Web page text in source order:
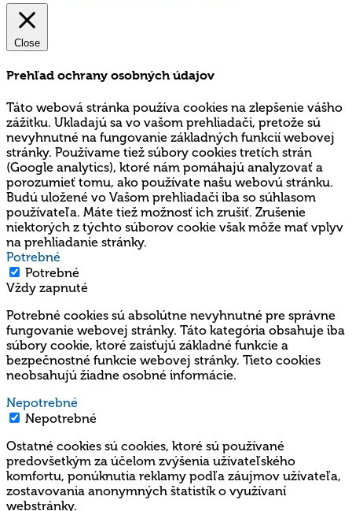
Close
Prehľad ochrany osobných údajov
Táto webová stránka používa cookies na zlepšenie vášho
zážitku. Ukladajú sa vo vašom prehliadači, pretože sú
nevyhnutné na fungovanie základných funkcií webovej
stránky. Používame tiež súbory cookies tretích strán
(Google analytics), ktoré nám pomáhajú analyzovať a
porozumieť tomu, ako používate našu webovú stránku.
Budú uložené vo Vašom prehliadači iba so súhlasom
používateľa. Máte tiež možnosť ich zrušiť. Zrušenie
niektorých z týchto súborov cookie však môže mať vplyv
na prehliadanie stránky.
Potrebné
Potrebné
Vždy zapnuté
Potrebné cookies sú absolútne nevyhnutné pre správne
fungovanie webovej stránky. Táto kategória obsahuje iba
súbory cookie, ktoré zaisťujú základné funkcie a
bezpečnostné funkcie webovej stránky. Tieto cookies
neobsahujú žiadne osobné informácie.
Nepotrebné
Nepotrebné
Ostatné cookies sú cookies, ktoré sú používané
predovšetkým za účelom zvýšenia užívateľského
komfortu, ponúknutia reklamy podľa záujmov užívateľa,
zostavovania anonymných štatistík o využívaní
webstránky.